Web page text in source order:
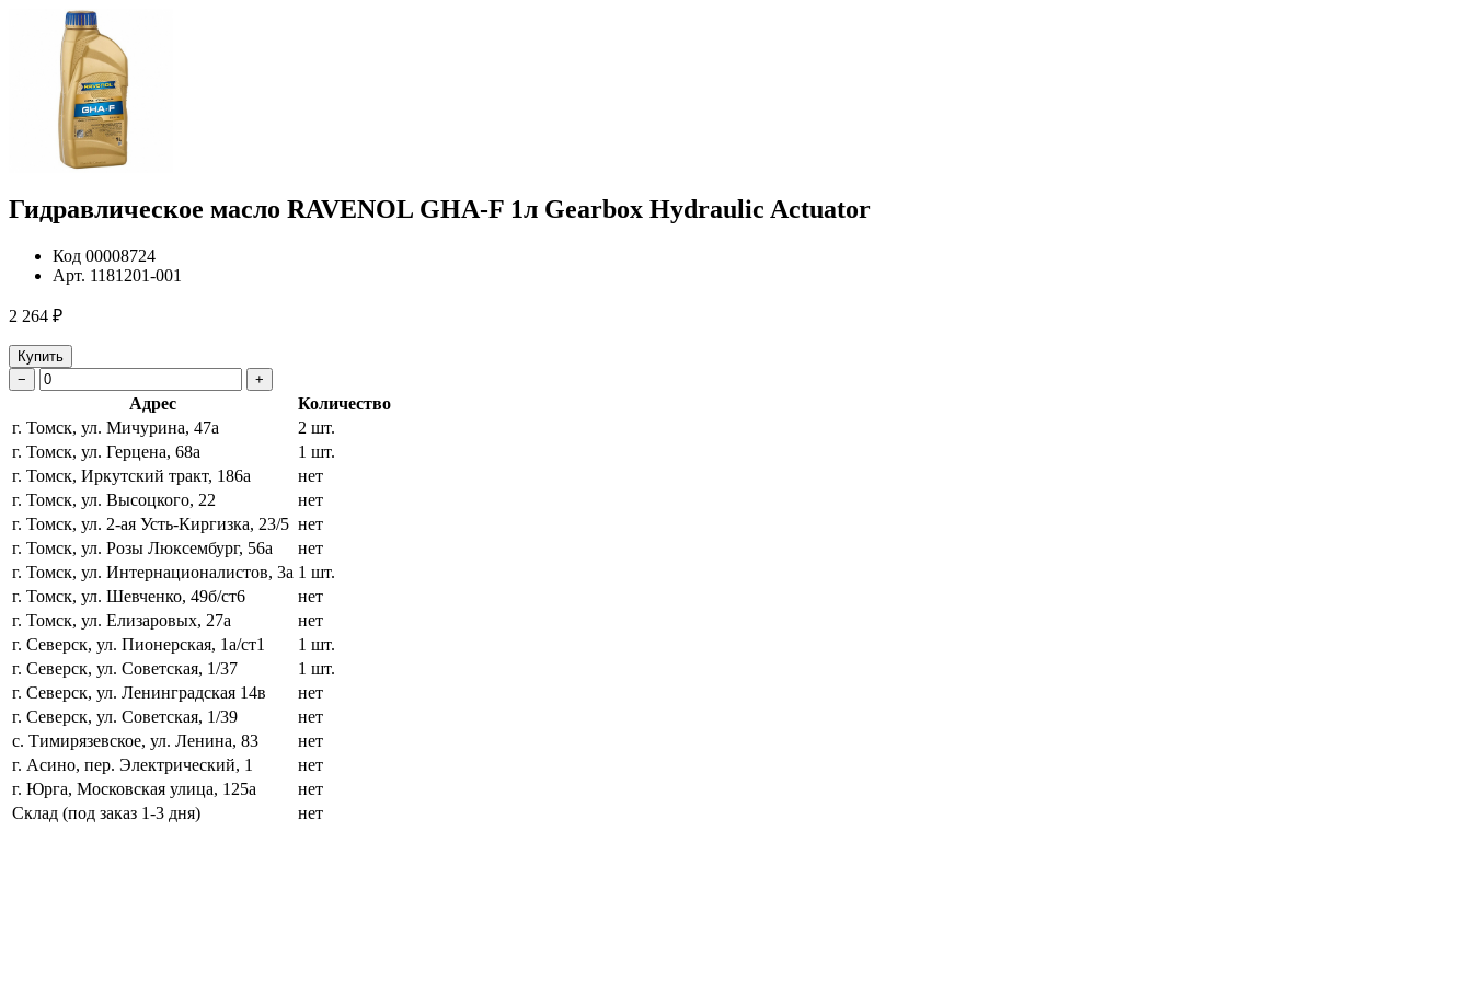
Гидравлическое масло RAVENOL GHA-F 1л Gearbox Hydraulic Actuator
Код 00008724
Арт. 1181201-001
2 264 ₽
Купить
−
+
Адрес
Количество
г. Томск, ул. Мичурина, 47а
2 шт.
г. Томск, ул. Герцена, 68а
1 шт.
г. Томск, Иркутский тракт, 186а
нет
г. Томск, ул. Высоцкого, 22
нет
г. Томск, ул. 2-ая Усть-Киргизка, 23/5 нет
г. Томск, ул. Розы Люксембург, 56а
нет
г. Томск, ул. Интернационалистов, 3а 1 шт.
г. Томск, ул. Шевченко, 49б/ст6
нет
г. Томск, ул. Елизаровых, 27а
нет
г. Северск, ул. Пионерская, 1а/ст1
1 шт.
г. Северск, ул. Советская, 1/37
1 шт.
г. Северск, ул. Ленинградская 14в
нет
г. Северск, ул. Советская, 1/39
нет
с. Тимирязевское, ул. Ленина, 83
нет
г. Асино, пер. Электрический, 1
нет
г. Юрга, Московская улица, 125а
нет
Склад (под заказ 1-3 дня)
нет